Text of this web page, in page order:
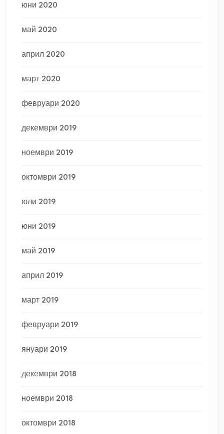
юни 2020
май 2020
април 2020
март 2020
февруари 2020
декември 2019
ноември 2019
октомври 2019
юли 2019
юни 2019
май 2019
април 2019
март 2019
февруари 2019
януари 2019
декември 2018
ноември 2018
октомври 2018